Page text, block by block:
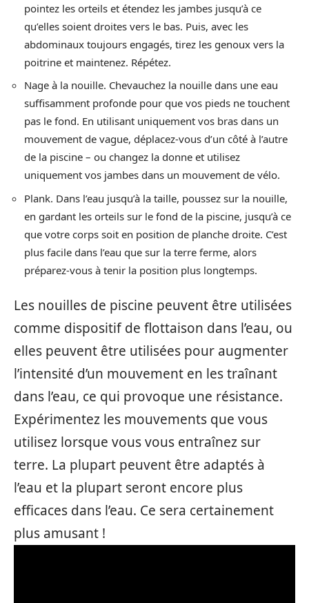
pointez les orteils et étendez les jambes jusqu’à ce
qu’elles soient droites vers le bas. Puis, avec les
abdominaux toujours engagés, tirez les genoux vers la
poitrine et maintenez. Répétez.
Nage à la nouille. Chevauchez la nouille dans une eau
suffisamment profonde pour que vos pieds ne touchent
pas le fond. En utilisant uniquement vos bras dans un
mouvement de vague, déplacez-vous d’un côté à l’autre
de la piscine – ou changez la donne et utilisez
uniquement vos jambes dans un mouvement de vélo.
Plank. Dans l’eau jusqu’à la taille, poussez sur la nouille,
en gardant les orteils sur le fond de la piscine, jusqu’à ce
que votre corps soit en position de planche droite. C’est
plus facile dans l’eau que sur la terre ferme, alors
préparez-vous à tenir la position plus longtemps.
Les nouilles de piscine peuvent être utilisées
comme dispositif de flottaison dans l’eau, ou
elles peuvent être utilisées pour augmenter
l’intensité d’un mouvement en les traînant
dans l’eau, ce qui provoque une résistance.
Expérimentez les mouvements que vous
utilisez lorsque vous vous entraînez sur
terre. La plupart peuvent être adaptés à
l’eau et la plupart seront encore plus
efficaces dans l’eau. Ce sera certainement
plus amusant !